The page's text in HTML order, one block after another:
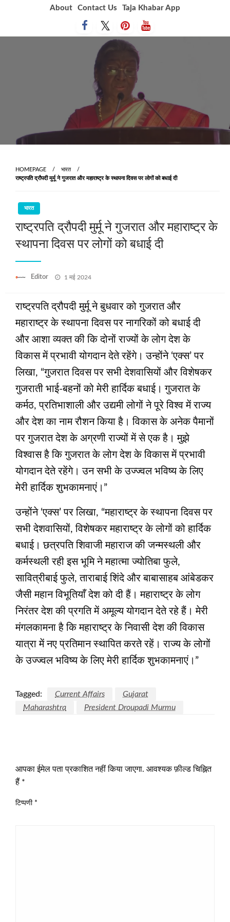
About Contact Us Taja Khabar App
HOMEPAGE
भारत
राष्ट्रपति द्रौपदी मुर्मू ने गुजरात और महाराष्ट्र के स्थापना दिवस पर लोगों को बधाई दी
भारत
राष्ट्रपति द्रौपदी मुर्मू ने गुजरात और महाराष्ट्र के
स्थापना दिवस पर लोगों को बधाई दी
Editor
Posted
1 मई 2024
राष्ट्रपति द्रौपदी मुर्मू ने बुधवार को गुजरात और
महाराष्ट्र के स्थापना दिवस पर नागरिकों को बधाई दी
और आशा व्यक्त की कि दोनों राज्यों के लोग देश के
विकास में प्रभावी योगदान देते रहेंगे। उन्होंने ‘एक्स’ पर
लिखा, “गुजरात दिवस पर सभी देशवासियों और विशेषकर
गुजराती भाई-बहनों को मेरी हार्दिक बधाई। गुजरात के
कर्मठ, प्रतिभाशाली और उद्यमी लोगों ने पूरे विश्व में राज्य
और देश का नाम रौशन किया है। विकास के अनेक पैमानों
पर गुजरात देश के अग्रणी राज्यों में से एक है। मुझे
विश्वास है कि गुजरात के लोग देश के विकास में प्रभावी
योगदान देते रहेंगे। उन सभी के उज्ज्वल भविष्य के लिए
मेरी हार्दिक शुभकामनाएं।”
उन्होंने ‘एक्स’ पर लिखा, “महाराष्ट्र के स्थापना दिवस पर
सभी देशवासियों, विशेषकर महाराष्ट्र के लोगों को हार्दिक
बधाई। छत्रपति शिवाजी महाराज की जन्मस्थली और
कर्मस्थली रही इस भूमि ने महात्मा ज्योतिबा फुले,
सावित्रीबाई फुले, ताराबाई शिंदे और बाबासाहब आंबेडकर
जैसी महान विभूतियाँ देश को दी हैं। महाराष्ट्र के लोग
निरंतर देश की प्रगति में अमूल्य योगदान देते रहे हैं। मेरी
मंगलकामना है कि महाराष्ट्र के निवासी देश की विकास
यात्रा में नए प्रतिमान स्थापित करते रहें। राज्य के लोगों
के उज्ज्वल भविष्य के लिए मेरी हार्दिक शुभकामनाएं।”
Tagged: Current Affairs
Gujarat
Maharashtra
President Droupadi Murmu
आपका ईमेल पता प्रकाशित नहीं किया जाएगा. आवश्यक फ़ील्ड चिह्नित
हैं *
टिप्पणी *